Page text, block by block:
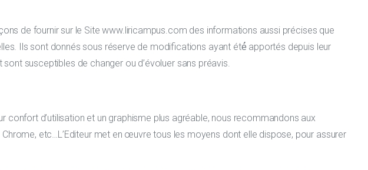
de fournir sur le Site www.liricampus.com des informations aussi précises que
Ils sont donnés sous réserve de modifications ayant été́ apportés depuis leur
susceptibles de changer ou d’évoluer sans préavis.
confort d’utilisation et un graphisme plus agréable, nous recommandons aux
etc…L’Editeur met en œuvre tous les moyens dont elle dispose, pour assurer